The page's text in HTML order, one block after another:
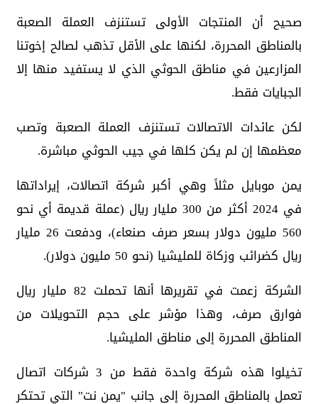
صحيح أن المنتجات الأولى تستنزف العملة الصعبة
بالمناطق المحررة، لكنها على الأقل تذهب لصالح إخوتنا
المزارعين في مناطق الحوثي الذي لا يستفيد منها إلا
الجبايات فقط.
لكن عائدات الاتصالات تستنزف العملة الصعبة وتصب
معظمها إن لم يكن كلها في جيب الحوثي مباشرة.
يمن موبايل مثلاً وهي أكبر شركة اتصالات، إيراداتها
في 2024 أكثر من 300 مليار ريال (عملة قديمة أي نحو
560 مليون دولار بسعر صرف صنعاء)، ودفعت 26 مليار
ريال كضرائب وزكاة للمليشيا (نحو 50 مليون دولار).
الشركة زعمت في تقريرها أنها تحملت 82 مليار ريال
فوارق صرف، وهذا مؤشر على حجم التحويلات من
المناطق المحررة إلى مناطق المليشيا.
تخيلوا هذه شركة واحدة فقط من 3 شركات اتصال
تعمل بالمناطق المحررة إلى جانب "يمن نت" التي تحتكر